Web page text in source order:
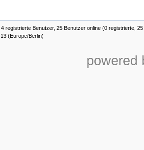
registrierte Benutzer, 25 Benutzer online (0 registrierte,
(Europe/Berlin)
powered